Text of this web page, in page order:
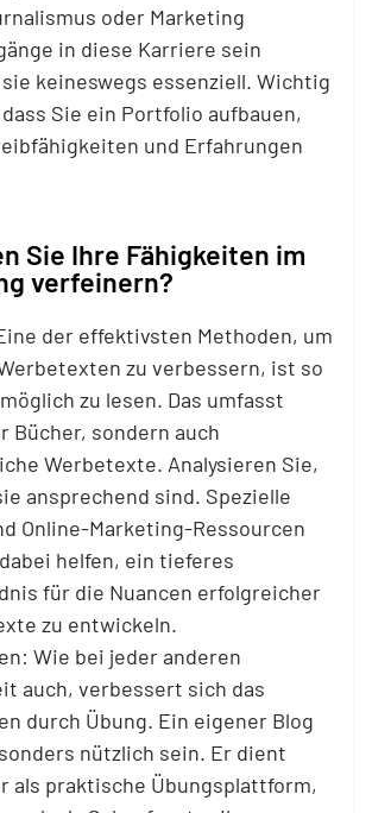
oder Marketing
in diese Karriere sein
keineswegs essenziell. Wichtig
Sie ein Portfolio aufbauen,
und Erfahrungen
Sie Ihre Fähigkeiten im
verfeinern?
der effektivsten Methoden, um
zu verbessern, ist so
zu lesen. Das umfasst
Bücher, sondern auch
Werbetexte. Analysieren Sie,
ansprechend sind. Spezielle
Online-Marketing-Ressourcen
helfen, ein tieferes
für die Nuancen erfolgreicher
zu entwickeln.
Wie bei jeder anderen
auch, verbessert sich das
durch Übung. Ein eigener Blog
nützlich sein. Er dient
als praktische Übungsplattform,